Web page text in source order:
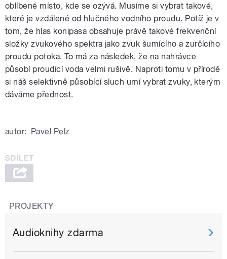
oblíbené místo, kde se ozývá. Musíme si vybrat takové,
které je vzdálené od hlučného vodního proudu. Potíž je v
tom, že hlas konipasa obsahuje právě takové frekvenční
složky zvukového spektra jako zvuk šumícího a zurčícího
proudu potoka. To má za následek, že na nahrávce
působí proudící voda velmi rušivě. Naproti tomu v přírodě
si náš selektivně působící sluch umí vybrat zvuky, kterým
dáváme přednost.
autor: Pavel Pelz
PROJEKTY
Audioknihy zdarma